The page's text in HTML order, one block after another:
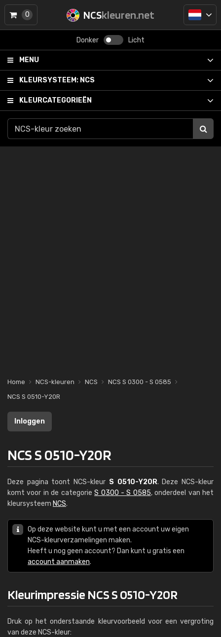
NCSkleuren.net
Donker Licht
MENU
KLEURSYSTEEM: NCS
KLEURCATEGORIEËN
0
Home NCS-kleuren NCS
NCS S 0300 - S 0585
NCS S 0510-Y20R
Inloggen
NCS S 0510-Y20R
Deze pagina toont NCS-kleur S 0510-Y20R. Deze NCS-kleur
komt voor in de categorieS 0300 - S 0585, onderdeel van het
kleursysteem NCS.
Op deze website kunt u met een account uw eigen
NCS-kleurverzamelingen maken.
Heeft u nog geen account? Dan kunt u gratis een
account aanmaken.
Kleurimpressie NCS S 0510-Y20R
Druk op het onderstaande kleurvoorbeeld voor een vergroting
van deze NCS-kleur: